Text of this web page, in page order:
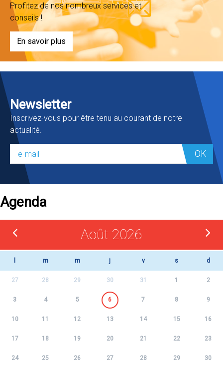
Profitez de nos nombreux services et
conseils !
En savoir plus
Newsletter
Inscrivez-vous pour être tenu au courant de notre
actualité.
OK
Agenda
Août 2026
m m j v s d
27 28 29 30 31 1 2
3 4 5 6 7 8 9
10 11 12 13 14 15 16
17 18 19 20 21 22 23
24 25 26 27 28 29 30